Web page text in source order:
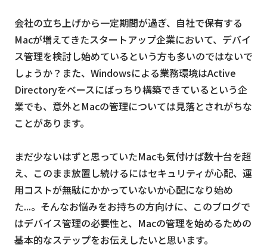
会社の立ち上げから一定期間が過ぎ、自社で保有する
Macが増えてきたスタートアップ企業において、デバイ
ス管理を検討し始めているという方も多いのではないで
しょうか？また、Windowsによる業務環境はActive
Directoryをベースにばっちり構築できているという企
業でも、意外とMacの管理については見落とされがちな
ことがあります。
まだ少ないはずと思っていたMacも気付けば数十台を超
え、このまま放置し続けるにはセキュリティが心配、運
用コストが無駄にかかっていないか心配になり始め
た...。そんなお悩みをお持ちの方向けに、このブログで
はデバイス管理の必要性と、Macの管理を始めるための
基本的なステップをお伝えしたいと思います。